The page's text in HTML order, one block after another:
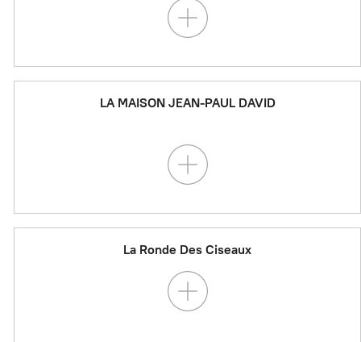
LA MAISON JEAN-PAUL DAVID
La Ronde Des Ciseaux